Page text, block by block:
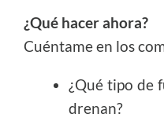
¿Qué hacer ahora?
Cuéntame en los
¿Qué tipo de
drenan?